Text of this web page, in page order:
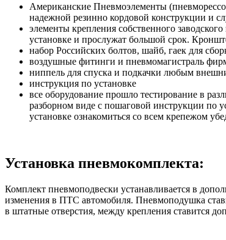
Американские Пневмоэлементы
надежной резинно кордовой конструкции и
элементы крепления собственного
установке и прослужат большой срок.
набор Российских болтов, шайб, гаек для
воздушные фитинги и пневмомагистраль
ниппель для спуска и подкачки любым
инструкция по установке
все оборудование прошло тестирование в
разборном виде с пошаговой инструкции по
установке ознакомиться со всем крепежом
Установка пневмокомплекта:
Комплект пневмоподвески устанавливается в
изменения в ПТС автомобиля. Пневмоподушка
в штатные отверстия, между крепления ставится